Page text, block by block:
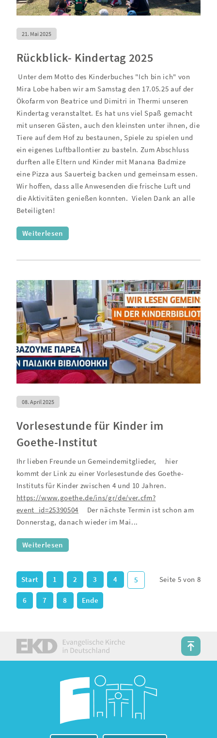
21. Mai 2025
Rückblick- Kindertag 2025
Unter dem Motto des Kinderbuches "Ich bin ich" von
Mira Lobe haben wir am Samstag den 17.05.25 auf der
Ökofarm von Beatrice und Dimitri in Thermi unseren
Kindertag veranstaltet. Es hat uns viel Spaß gemacht
mit unseren Gästen, auch den kleinsten unter ihnen, die
Tiere auf dem Hof zu bestaunen, Spiele zu spielen und
ein eigenes Luftballontier zu basteln. Zum Abschluss
durften alle Eltern und Kinder mit Manana Badmize
eine Pizza aus Sauerteig backen und gemeinsam essen.
Wir hoffen, dass alle Anwesenden die frische Luft und
die Aktivitäten genießen konnten. Vielen Dank an alle
Beteiligten!
Weiterlesen
08. April 2025
Vorlesestunde für Kinder im
Goethe-Institut
Ihr lieben Freunde un Gemeindemitglieder,
hier
kommt der Link zu einer Vorlesestunde des Goethe-
Instituts für Kinder zwischen 4 und 10 Jahren.
https://www.goethe.de/ins/gr/de/ver.cfm?
event_id=25390504
Der nächste Termin ist schon am
Donnerstag, danach wieder im Mai...
Weiterlesen
Seite 5 von 8
Start 1 2 3 4 5
6 7 8 Ende